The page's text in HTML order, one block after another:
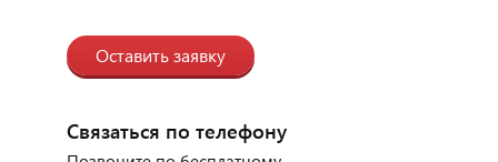
Оставить заявку
Связаться по телефону